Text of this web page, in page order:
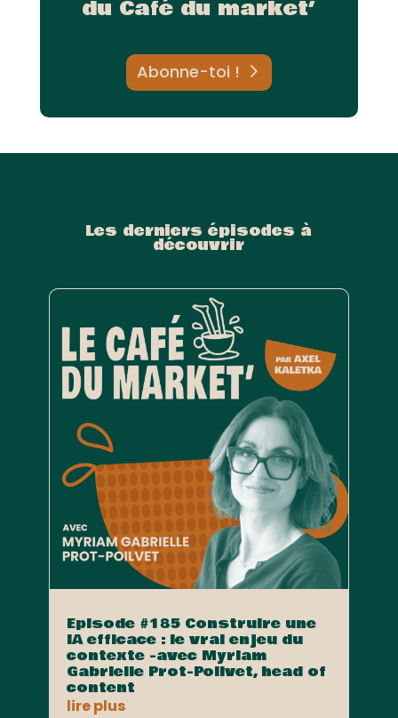
du Café du market’
Abonne-toi !
Les derniers épisodes à
découvrir
Episode #185 Construire une
IA efficace : le vrai enjeu du
contexte -avec Myriam
Gabrielle Prot-Poilvet, head of
content
lire plus